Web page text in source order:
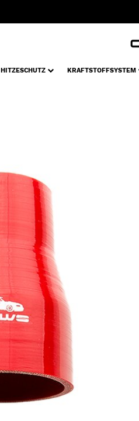
HITZESCHUTZ KRAFTSTOFFSYSTEM